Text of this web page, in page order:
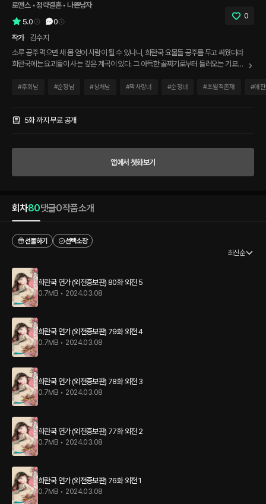
로맨스 • 정략결혼 • 나쁜남자
5.0
0
0
작가
김수지
소루 공주 먹으면 새 몸 얻어 사람이 될 수 있나니, 희란국 요물들 공주를 두고 싸웠더라
희란국에는 요괴들이 사는 깊은 계곡이 있다. 그 아득한 골짜기로부터 들려오는 기묘한
내던 그녀는 어느 날, 영웅 자현과 혼례를 치르게 된다. 희란국의 왕 가륜은 전쟁에서 혁
지만 그의 냉대에도 불구하고 소루는 남편을 사모하게 되고, 한편, 도성에는 가슴이 뚫린
#후회남 #순정남 #상처남 #짝사랑녀 #순정녀 #초월적존재 #애
5화 까지 무료 공개
앱에서 첫화보기
회차80댓글0작품소개
선물하기
선택소장
최신순
희란국 연가 (외전증보판) 80화 외전 5
0.7MB • 2024.03.08
희란국 연가 (외전증보판) 79화 외전 4
0.7MB • 2024.03.08
희란국 연가 (외전증보판) 78화 외전 3
0.7MB • 2024.03.08
희란국 연가 (외전증보판) 77화 외전 2
0.7MB • 2024.03.08
희란국 연가 (외전증보판) 76화 외전 1
0.7MB • 2024.03.08